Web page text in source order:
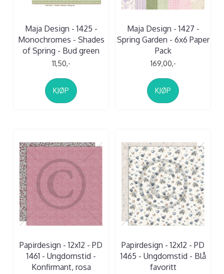
Maja Design - 1425 -
Monochromes - Shades
of Spring - Bud green
11,50,-
KJØP
Maja Design - 1427 -
Spring Garden - 6x6 Paper
Pack
169,00,-
KJØP
Papirdesign - 12x12 - PD
1461 - Ungdomstid -
Konfirmant, rosa
Papirdesign - 12x12 - PD
1465 - Ungdomstid - Blå
favoritt